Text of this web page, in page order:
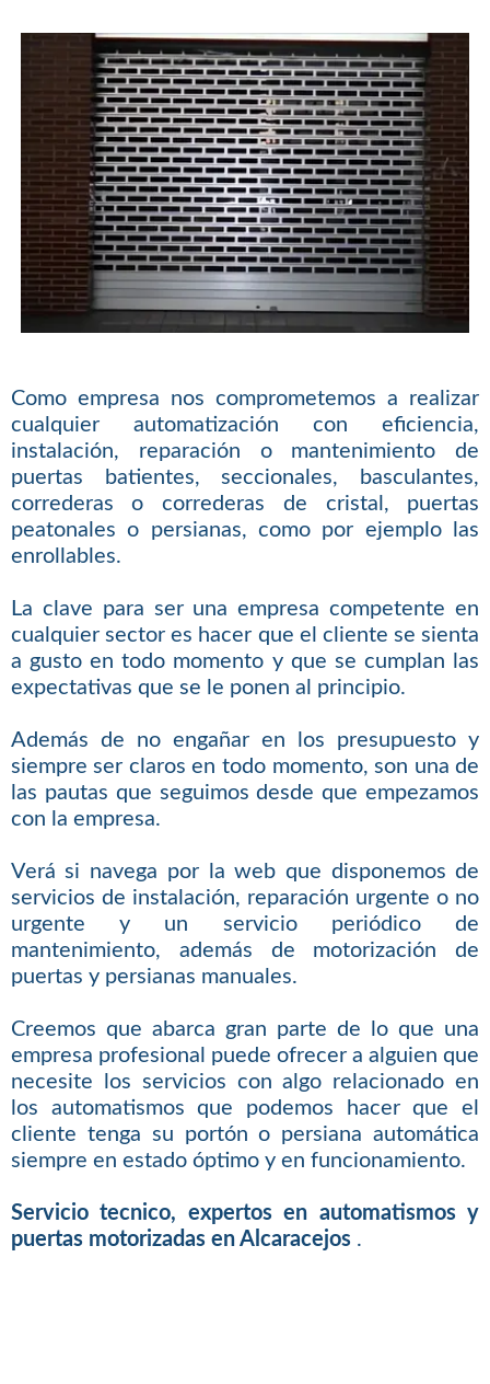
Como empresa nos comprometemos a realizar
cualquier automatización con eficiencia,
instalación, reparación o mantenimiento de
puertas batientes, seccionales, basculantes,
correderas o correderas de cristal, puertas
peatonales o persianas, como por ejemplo las
enrollables.
La clave para ser una empresa competente en
cualquier sector es hacer que el cliente se sienta
a gusto en todo momento y que se cumplan las
expectativas que se le ponen al principio.
Además de no engañar en los presupuesto y
siempre ser claros en todo momento, son una de
las pautas que seguimos desde que empezamos
con la empresa.
Verá si navega por la web que disponemos de
servicios de instalación, reparación urgente o no
urgente y un servicio periódico de
mantenimiento, además de motorización de
puertas y persianas manuales.
Creemos que abarca gran parte de lo que una
empresa profesional puede ofrecer a alguien que
necesite los servicios con algo relacionado en
los automatismos que podemos hacer que el
cliente tenga su portón o persiana automática
siempre en estado óptimo y en funcionamiento.
Servicio tecnico, expertos en automatismos y
puertas motorizadas en Alcaracejos .